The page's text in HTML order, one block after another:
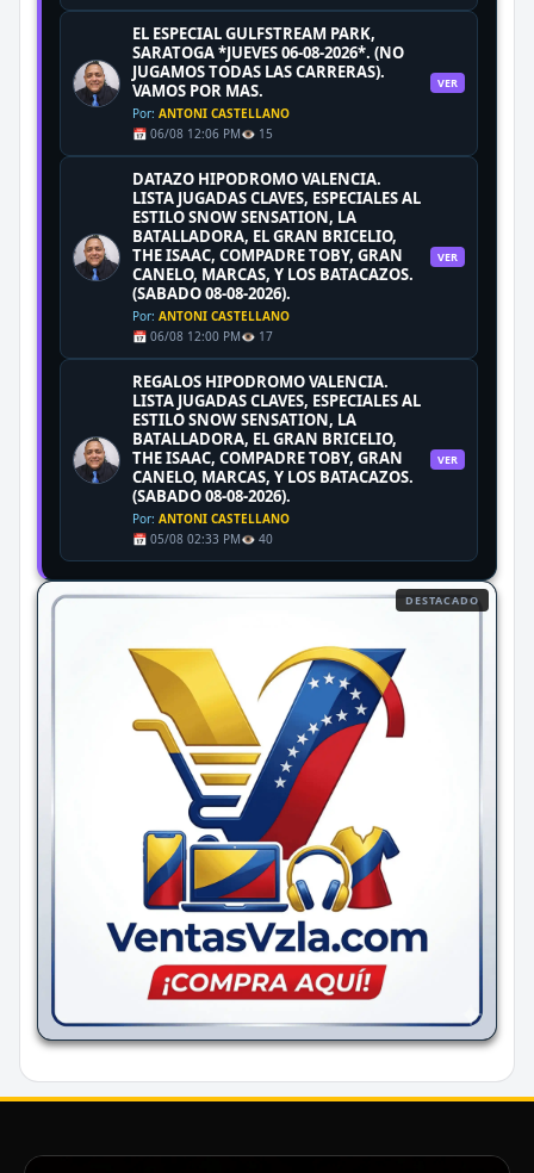
EL ESPECIAL GULFSTREAM PARK,
SARATOGA *JUEVES 06-08-2026*. (NO
JUGAMOS TODAS LAS CARRERAS).
VAMOS POR MAS.
Por: ANTONI CASTELLANO
📅 06/08 12:06 PM👁️ 15
VER
DATAZO HIPODROMO VALENCIA.
LISTA JUGADAS CLAVES, ESPECIALES AL
ESTILO SNOW SENSATION, LA
BATALLADORA, EL GRAN BRICELIO,
THE ISAAC, COMPADRE TOBY, GRAN
CANELO, MARCAS, Y LOS BATACAZOS.
(SABADO 08-08-2026).
Por: ANTONI CASTELLANO
📅 06/08 12:00 PM👁️ 17
VER
REGALOS HIPODROMO VALENCIA.
LISTA JUGADAS CLAVES, ESPECIALES AL
ESTILO SNOW SENSATION, LA
BATALLADORA, EL GRAN BRICELIO,
THE ISAAC, COMPADRE TOBY, GRAN
CANELO, MARCAS, Y LOS BATACAZOS.
(SABADO 08-08-2026).
Por: ANTONI CASTELLANO
📅 05/08 02:33 PM👁️ 40
VER
DESTACADO